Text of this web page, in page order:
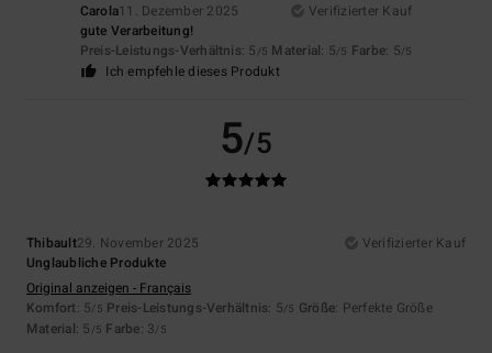
Carola11. Dezember 2025
Verifizierter Kauf
gute Verarbeitung!
Preis-Leistungs-Verhältnis: 5 /5 Material: 5/5 Farbe: 5/5
Ich empfehle dieses Produkt
5/5
Thibault29. November 2025
Verifizierter Kauf
Unglaubliche Produkte
Original anzeigen - Français
Komfort: 5/5 Preis-Leistungs-Verhältnis: 5/5 Größe: Perfekte Größe
Material: 5 /5 Farbe: 3/5